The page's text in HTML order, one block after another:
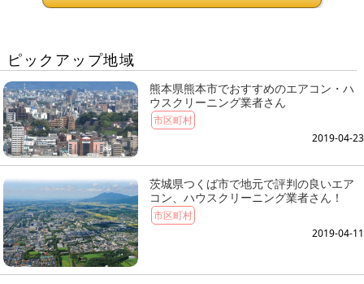
ピックアップ地域
熊本県熊本市でおすすめのエアコン・ハ
ウスクリーニング業者さん
市区町村
2019-04-23
茨城県つくば市で地元で評判の良いエア
コン、ハウスクリーニング業者さん！
市区町村
2019-04-11